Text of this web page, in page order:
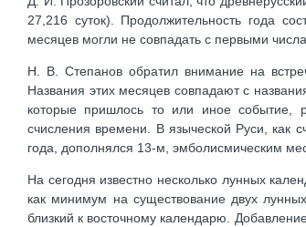
27,216 суток). Продолжительность года
месяцев могли не совпадать с первыми
Н. В. Степанов обратил внимание на
Названия этих месяцев совпадают с
которые пришлось то или иное событие,
счисления времени. В языческой Руси, как
года, дополнялся 13-м, эмболисмическим
На сегодня известно несколько лунных
как минимум на существование двух
близкий к восточному календарю.